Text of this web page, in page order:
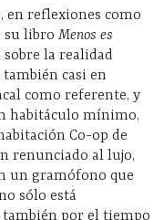
en reflexiones como
su libro Menos es
sobre la realidad
también casi en
como referente, y
habitáculo mínimo,
Co-op de
renunciado al lujo,
un gramófono que
sólo está
también por el tiempo